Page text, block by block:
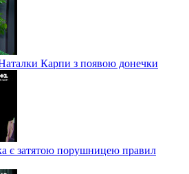
Карпи з появою донечки
є затятою порушницею правил